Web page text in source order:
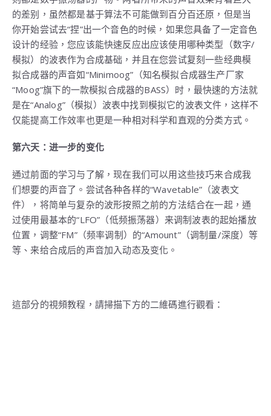
的差别，虽然都是基于算法不可能做到百分百还原，但是当
你开始尝试去“捏”出一个音色的时候，如果您具备了一定音色
设计的经验，您应该能快速反应出应该使用哪种类型（数字/
模拟）的波表作为合成基础，并且在您尝试复刻一些经典模
拟合成器的声音如“Minimoog”（知名模拟合成器生产厂家
“Moog”旗下的一款模拟合成器的BASS）时，最快速的方法就
是在“Analog”（模拟）波表中找到模拟它的波表文件，这样不
仅能提高工作效率也更是一种相对科学和直观的分类方式。
第六天：进一步的变化
通过前面的学习与了解，现在我们可以用这些技巧来合成我
们想要的声音了。尝试各种各样的“Wavetable”（波表文
件），将简单与复杂的波形按照之前的方法结合在一起，通
过使用最基本的“LFO”（低频振荡器）来调制波表的起始播放
位置，调整“FM”（频率调制）的“Amount”（调制量/深度）等
等、来给合成后的声音加入动态及变化。
這部分的視頻教程，請掃描下方的二維碼進行觀看：